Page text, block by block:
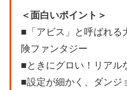
＜面白いポイント＞
■「アビス」と呼ばれる
険ファンタジー
■ときにグロい！リアル
■設定が細かく、ダンジ